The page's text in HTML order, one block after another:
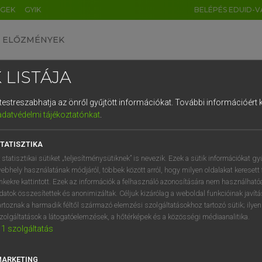
GYIK BELÉPÉS EDUID-
ELŐZMÉNYEK
szótár
VAN ELŐFIZETÉSED?
megtekintéséhez.
LISTÁJA
az önről gyűjtött információkat. További információért
tájékoztatónkat.
statisztikai sütiket „teljesítménysütiknek” is nevezik. Ezek a sütik információkat
használatának módjáról, többek között arról, hogy milyen oldalakat keresett
kattintott. Ezek az információk a felhasználó azonosítására nem
összesítettek és anonimizáltak. Céljuk kizárólag a weboldal funkcióinak
a harmadik féltől származó elemzési szolgáltatásokhoz tartozó sütik;
a látogatóelemzések, a hőtérképek és a közösségi médiaanalitika.
1 szolgáltatás
DE CN FR ES IT NL
1 2 3 4 5 6 7 8 9
q w e r t z u i
a s d f g h j k l é
í y x c v b n m , .